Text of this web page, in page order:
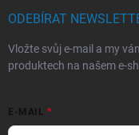
ODEBÍRAT
Vložte svůj e-mail a my
produktech na našem e-
E-MAIL